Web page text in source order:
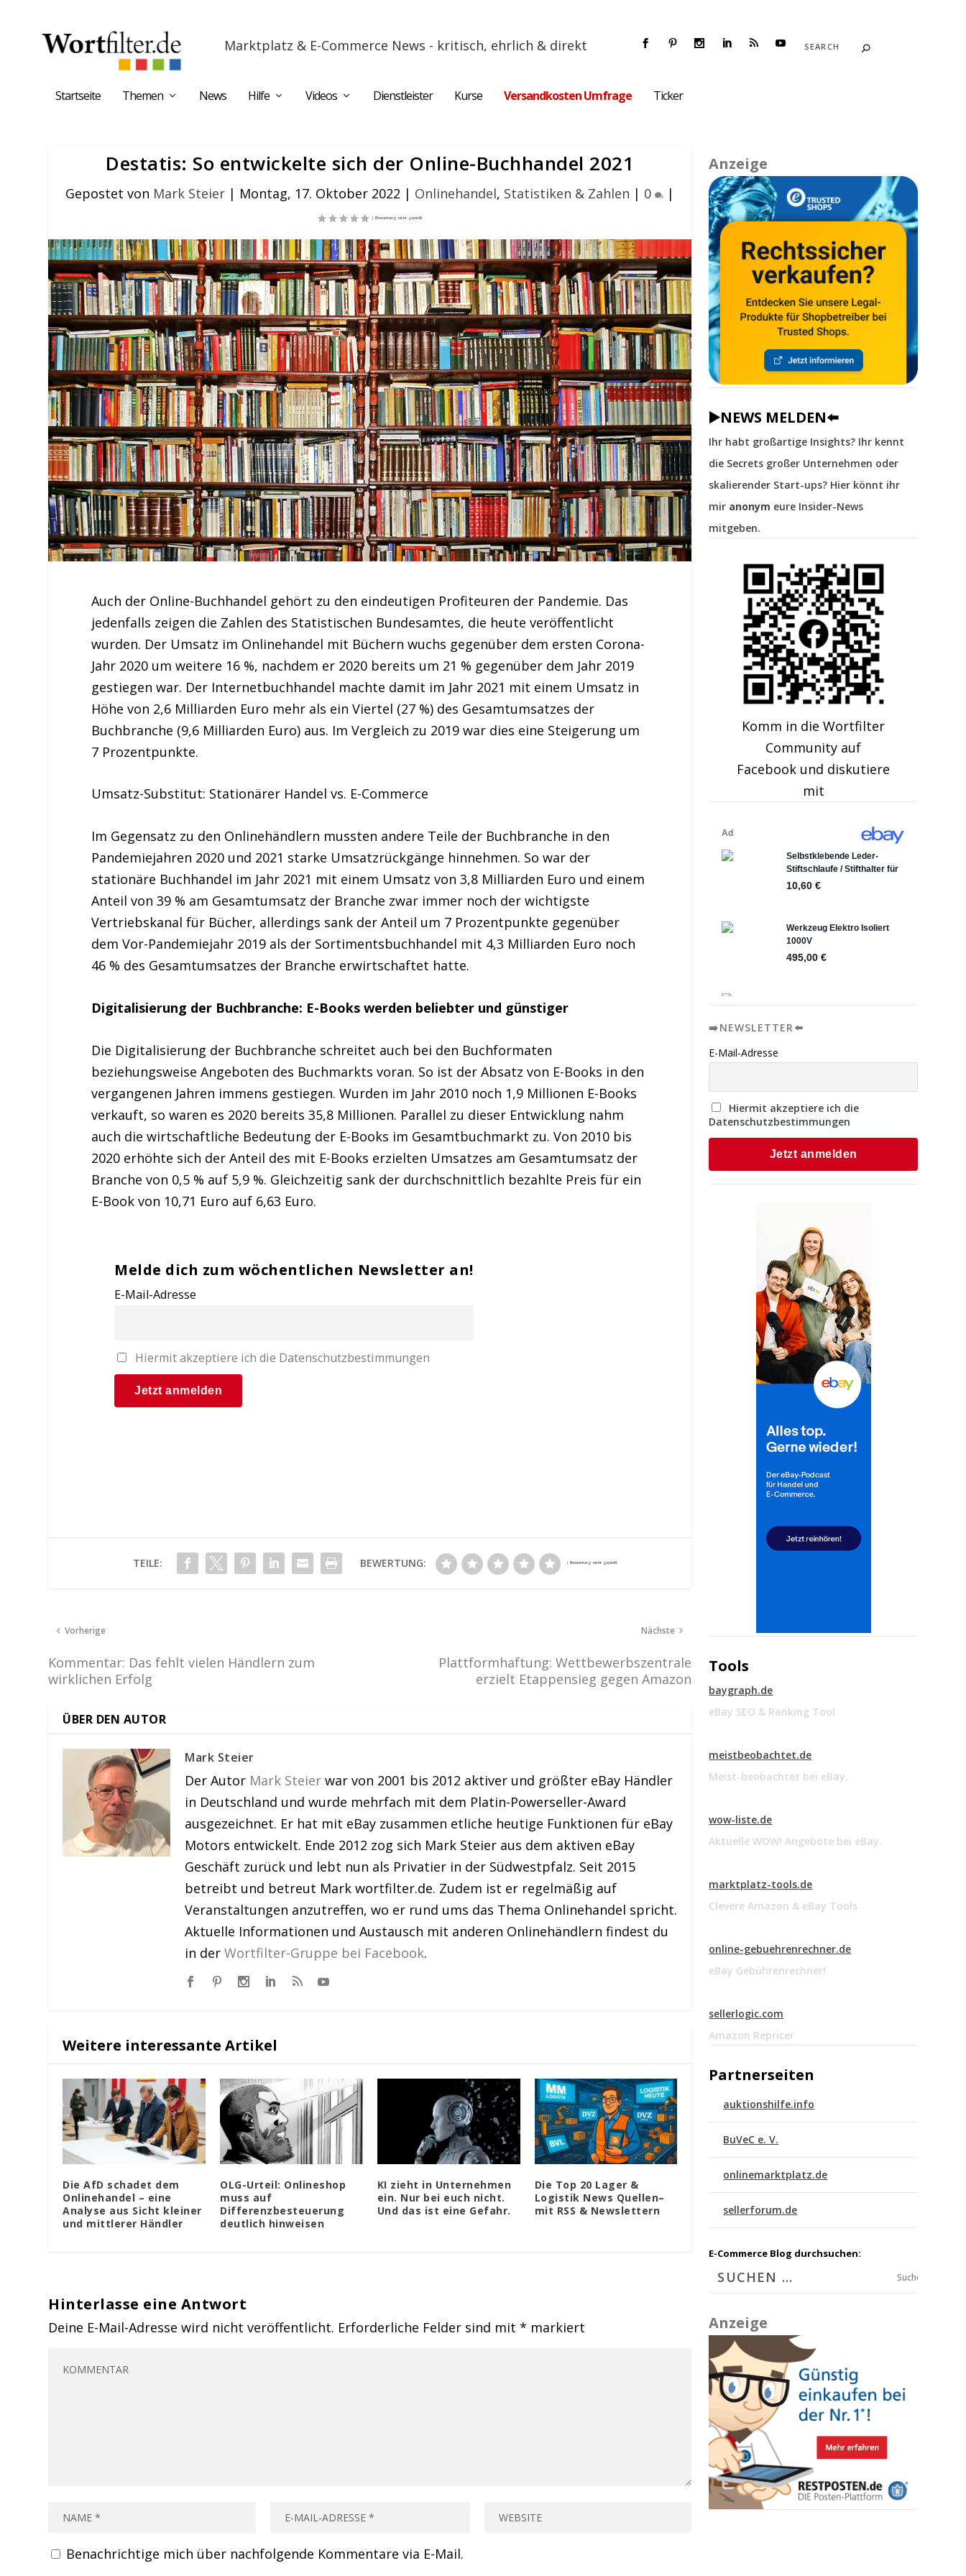
Marktplatz & E-Commerce News - kritisch, ehrlich & direkt
Startseite Themen News Hilfe Videos Dienstleister Kurse Versandkosten Umfrage Ticker
Destatis: So entwickelte sich der Online-Buchhandel 2021
Gepostet von Mark Steier | Montag, 17. Oktober 2022 | Onlinehandel, Statistiken & Zahlen | 0 |
Auch der Online-Buchhandel gehört zu den eindeutigen Profiteuren der Pandemie. Das
jedenfalls zeigen die Zahlen des Statistischen Bundesamtes, die heute veröffentlicht
wurden. Der Umsatz im Onlinehandel mit Büchern wuchs gegenüber dem ersten Corona-
Jahr 2020 um weitere 16 %, nachdem er 2020 bereits um 21 % gegenüber dem Jahr 2019
gestiegen war. Der Internetbuchhandel machte damit im Jahr 2021 mit einem Umsatz in
Höhe von 2,6 Milliarden Euro mehr als ein Viertel (27 %) des Gesamtumsatzes der
Buchbranche (9,6 Milliarden Euro) aus. Im Vergleich zu 2019 war dies eine Steigerung um
7 Prozentpunkte.
Umsatz-Substitut: Stationärer Handel vs. E-Commerce
Im Gegensatz zu den Onlinehändlern mussten andere Teile der Buchbranche in den
Pandemiejahren 2020 und 2021 starke Umsatzrückgänge hinnehmen. So war der
stationäre Buchhandel im Jahr 2021 mit einem Umsatz von 3,8 Milliarden Euro und einem
Anteil von 39 % am Gesamtumsatz der Branche zwar immer noch der wichtigste
Vertriebskanal für Bücher, allerdings sank der Anteil um 7 Prozentpunkte gegenüber
dem Vor-Pandemiejahr 2019 als der Sortimentsbuchhandel mit 4,3 Milliarden Euro noch
46 % des Gesamtumsatzes der Branche erwirtschaftet hatte.
Digitalisierung der Buchbranche: E-Books werden beliebter und günstiger
Die Digitalisierung der Buchbranche schreitet auch bei den Buchformaten
beziehungsweise Angeboten des Buchmarkts voran. So ist der Absatz von E-Books in den
vergangenen Jahren immens gestiegen. Wurden im Jahr 2010 noch 1,9 Millionen E-Books
verkauft, so waren es 2020 bereits 35,8 Millionen. Parallel zu dieser Entwicklung nahm
auch die wirtschaftliche Bedeutung der E-Books im Gesamtbuchmarkt zu. Von 2010 bis
2020 erhöhte sich der Anteil des mit E-Books erzielten Umsatzes am Gesamtumsatz der
Branche von 0,5 % auf 5,9 %. Gleichzeitig sank der durchschnittlich bezahlte Preis für ein
E-Book von 10,71 Euro auf 6,63 Euro.
Melde dich zum wöchentlichen Newsletter an!
E-Mail-Adresse
Hiermit akzeptiere ich die Datenschutzbestimmungen
TEILE: BEWERTUNG:
Vorherige
Kommentar: Das fehlt vielen Händlern zum
wirklichen Erfolg
Nächste
Plattformhaftung: Wettbewerbszentrale
erzielt Etappensieg gegen Amazon
ÜBER DEN AUTOR
Mark Steier
Der Autor Mark Steier war von 2001 bis 2012 aktiver und größter eBay Händler
in Deutschland und wurde mehrfach mit dem Platin-Powerseller-Award
ausgezeichnet. Er hat mit eBay zusammen etliche heutige Funktionen für eBay
Motors entwickelt. Ende 2012 zog sich Mark Steier aus dem aktiven eBay
Geschäft zurück und lebt nun als Privatier in der Südwestpfalz. Seit 2015
betreibt und betreut Mark wortfilter.de. Zudem ist er regelmäßig auf
Veranstaltungen anzutreffen, wo er rund ums das Thema Onlinehandel spricht.
Aktuelle Informationen und Austausch mit anderen Onlinehändlern findest du
in derWortfilter-Gruppe bei Facebook.
Weitere interessante Artikel
Die AfD schadet dem
Onlinehandel – eine
Analyse aus Sicht kleiner
und mittlerer Händler
OLG-Urteil: Onlineshop
muss auf
Differenzbesteuerung
deutlich hinweisen
KI zieht in Unternehmen
ein. Nur bei euch nicht.
Und das ist eine Gefahr.
Die Top 20 Lager &
Logistik News Quellen–
mit RSS & Newslettern
Hinterlasse eine Antwort
Deine E-Mail-Adresse wird nicht veröffentlicht. Erforderliche Felder sind mit* markiert
Benachrichtige mich über nachfolgende Kommentare via E-Mail.
Anzeige
▶️NEWS MELDEN⬅️
Ihr habt großartige Insights? Ihr kennt
die Secrets großer Unternehmen oder
skalierender Start-ups? Hier könnt ihr
mir anonym eure Insider-News
mitgeben.
Komm in die Wortfilter
Community auf
Facebook und diskutiere
mit
➡️NEWSLETTER⬅️
E-Mail-Adresse
Hiermit akzeptiere ich die
Datenschutzbestimmungen
Tools
baygraph.de
eBay SEO & Ranking Tool
meistbeobachtet.de
Meist-beobachtet bei eBay.
wow-liste.de
Aktuelle WOW! Angebote bei eBay.
marktplatz-tools.de
Clevere Amazon & eBay Tools
online-gebuehrenrechner.de
eBay Gebührenrechner!
sellerlogic.com
Amazon Repricer
Partnerseiten
auktionshilfe.info
BuVeC e. V.
onlinemarktplatz.de
sellerforum.de
E-Commerce Blog durchsuchen:
Suchen
Anzeige